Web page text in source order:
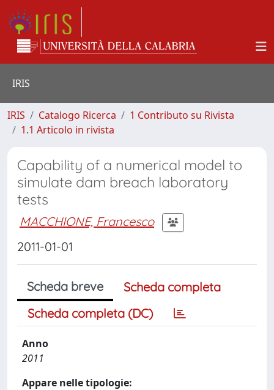
IRIS
IRIS Catalogo Ricerca
1 Contributo su Rivista
1.1 Articolo in rivista
Capability of a numerical model to
simulate dam breach laboratory
tests
MACCHIONE, Francesco
2011-01-01
Scheda breve
Scheda completa
Scheda completa (DC)
Anno
2011
Appare nelle tipologie: